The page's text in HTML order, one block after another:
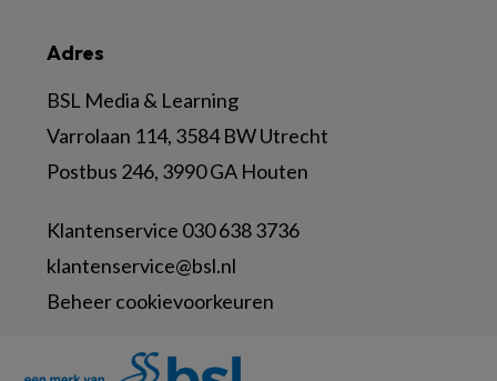
Adres
BSL Media & Learning
Varrolaan 114, 3584 BW Utrecht
Postbus 246, 3990 GA Houten
Klantenservice 030 638 3736
klantenservice@bsl.nl
Beheer cookievoorkeuren